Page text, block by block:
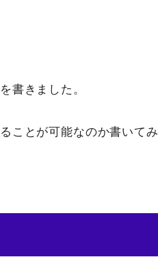
書きました。
ことが可能なのか書いてみ